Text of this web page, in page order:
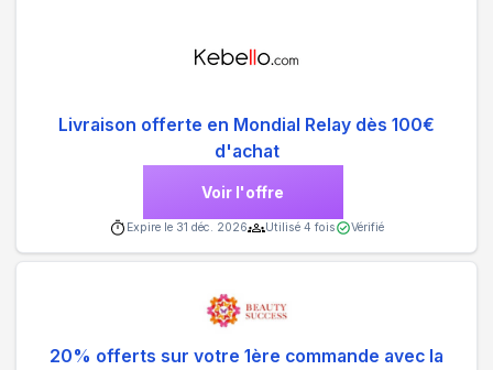
Livraison offerte en Mondial Relay dès 100€
d'achat
Voir l'offre
Expire le 31 déc. 2026 Utilisé 4 fois Vérifié
20% offerts sur votre 1ère commande avec la